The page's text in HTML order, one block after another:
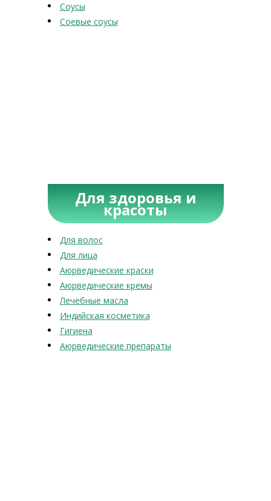
Соусы
Соевые соусы
Для здоровья и
красоты
Для волос
Для лица
Аюрведические краски
Аюрведические кремы
Лечебные масла
Индийская косметика
Гигиена
Аюрведические препараты